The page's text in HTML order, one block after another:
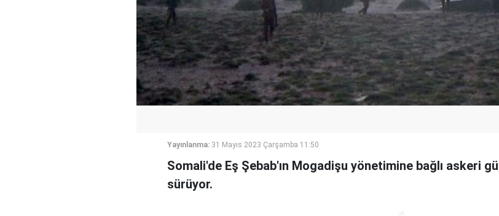
Yayınlanma: 31 Mayıs 2023 Çarşamba 11:50
Somali'de Eş Şebab'ın Mogadişu yönetimine bağlı askeri
sürüyor.